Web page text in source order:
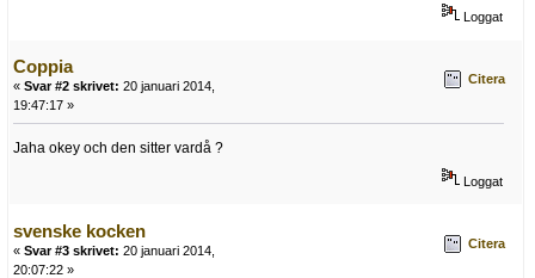
Loggat
Coppia
« Svar #2 skrivet: 20 januari 2014,
19:47:17 »
Citera
Jaha okey och den sitter vardå ?
Loggat
svenske kocken
« Svar #3 skrivet: 20 januari 2014,
20:07:22 »
Citera